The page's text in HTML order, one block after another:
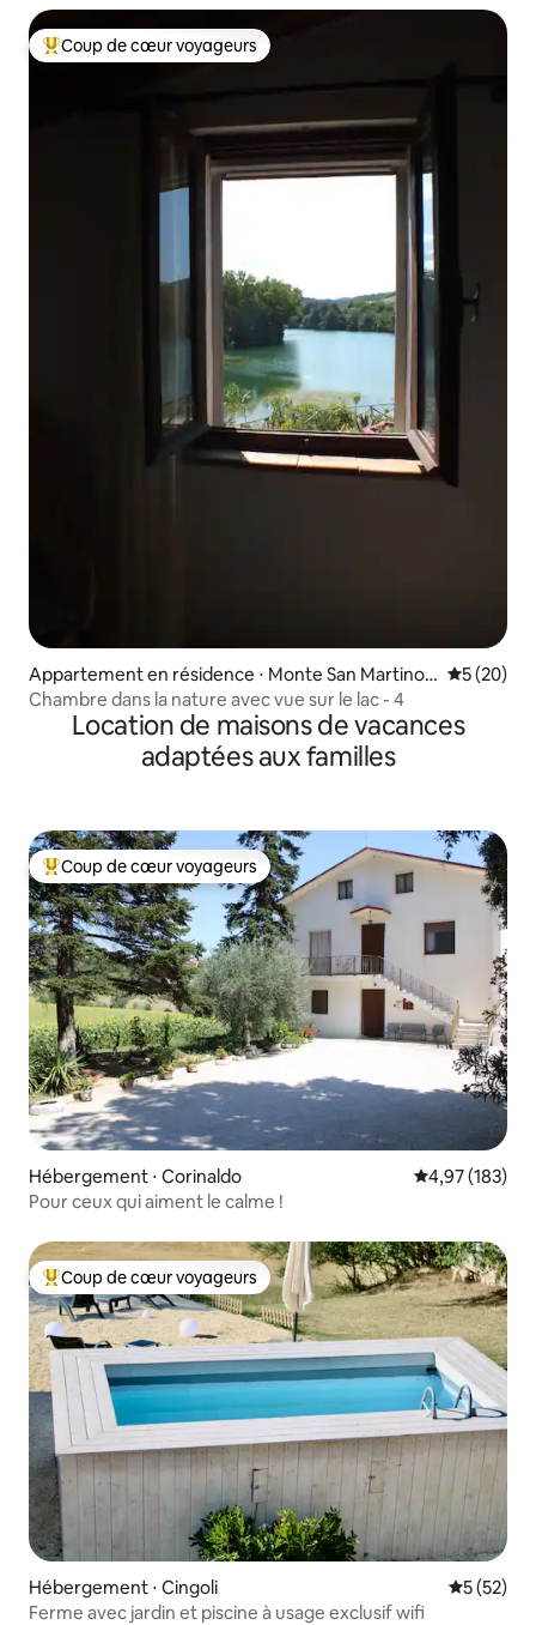
Coups de cœur voyageurs les plus appréciés
Coup de cœur voyageurs
Appartement en résidence ⋅ Monte San Martino
(MC)
5 (20)
Chambre dans la nature avec vue sur le lac - 4
Location de maisons de vacances
adaptées aux familles
Coups de cœur voyageurs les plus appréciés
Coup de cœur voyageurs
Hébergement ⋅ Corinaldo Évaluation
4,97 (183)
Pour ceux qui aiment le calme !
Coups de cœur voyageurs les plus appréciés
Coup de cœur voyageurs
Hébergement ⋅ Cingoli
5 (52)
Ferme avec jardin et piscine à usage exclusif wifi